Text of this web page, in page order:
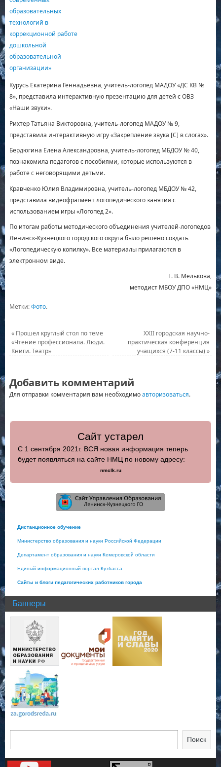
Курусь Екатерина Геннадьевна, учитель-логопед МАДОУ «ДС КВ №
8», представила интерактивную презентацию для детей с ОВЗ
«Наши звуки».
Рихтер Татьяна Викторовна, учитель-логопед МАДОУ № 9,
представила интерактивную игру «Закрепление звука [С] в слогах».
Бердюгина Елена Александровна, учитель-логопед МБДОУ № 40,
познакомила педагогов с пособиями, которые используются в
работе с неговорящими детьми.
Кравченко Юлия Владимировна, учитель-логопед МБДОУ № 42,
представила видеофрагмент логопедического занятия с
использованием игры «Логопед 2».
По итогам работы методического объединения учителей-логопедов
Ленинск-Кузнецкого городского округа было решено создать
«Логопедическую копилку». Все материалы прилагаются в
электронном виде.
Т. В. Мелькова,
методист МБОУ ДПО «НМЦ»
Метки:Фото.
«Прошел круглый стол по теме
«Чтение профессионала. Люди.
Книги. Театр»
XXII городская научно-
практическая конференция
учащихся (7-11 классы)»
Добавить комментарий
Для отправки комментария вам необходимоавторизоваться.
Сайт устарел
С 1 сентября 2021г. ВСЯ новая информация теперь
будет появляться на сайте НМЦ по новому адресу:
nmclk.ru
Дистанционное обучение
Министерство образования и науки Российской Федерации
Департамент образования и науки Кемеровской области
Единый информационный портал Кузбасса
Сайты и блоги педагогических работников города
Баннеры
Поиск